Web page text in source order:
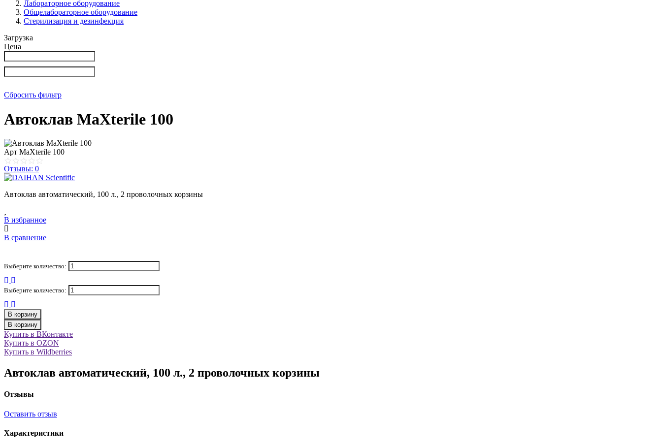
Лабораторное оборудование
Общелабораторное оборудование
Стерилизация и дезинфекция
Загрузка
Цена
Сбросить фильтр
Автоклав MaXterile 100
Арт MaXterile 100
Отзывы: 0
Автоклав автоматический, 100 л., 2 проволочных корзины
В избранное
В сравнение
Выберите количество:
Выберите количество:
В корзину
В корзину
Купить в ВКонтакте
Купить в OZON
Купить в Wildberries
Автоклав автоматический, 100 л., 2 проволочных корзины
Отзывы
Оставить отзыв
Характеристики